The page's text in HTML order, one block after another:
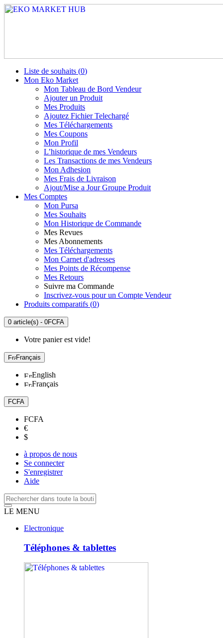
Liste de souhaits (0)
Mon Eko Market
Mon Tableau de Bord Vendeur
Ajouter un Produit
Mes Produits
Ajoutez Fichier Telechargé
Mes Téléchargements
Mes Coupons
Mon Profil
L’historique de mes Vendeurs
Les Transactions de mes Vendeurs
Mon Adhesion
Mes Frais de Livraison
Ajout/Mise a Jour Groupe Produit
Mes Comptes
Mon Pursa
Mes Souhaits
Mon Historique de Commande
Mes Revues
Mes Abonnements
Mes Téléchargements
Mon Carnet d'adresses
Mes Points de Récompense
Mes Retours
Suivre ma Commande
Inscrivez-vous pour un Compte Vendeur
Produits comparatifs (0)
0 article(s) - 0FCFA
Votre panier est vide!
Français
English
Français
FCFA
FCFA
€
$
à propos de nous
Se connecter
S'enregistrer
Aide
LE MENU
Electronique
Téléphones & tablettes